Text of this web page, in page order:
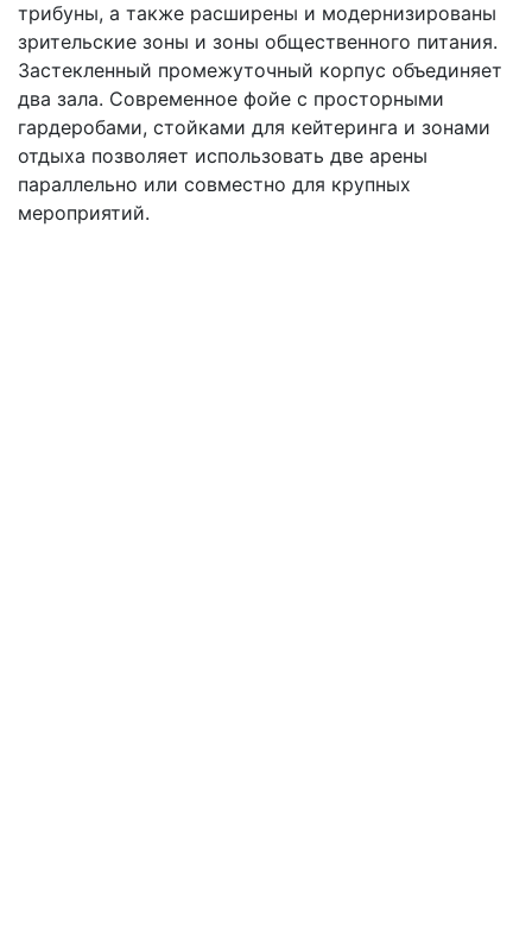
трибуны, а также расширены и модернизированы
зрительские зоны и зоны общественного питания.
Застекленный промежуточный корпус объединяет
два зала. Современное фойе с просторными
гардеробами, стойками для кейтеринга и зонами
отдыха позволяет использовать две арены
параллельно или совместно для крупных
мероприятий.